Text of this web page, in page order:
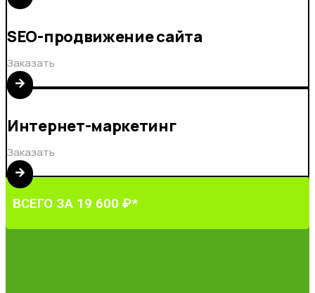
SEO-продвижение сайта
Заказать
Интернет-маркетинг
Заказать
ВСЕГО ЗА 19 600 ₽*